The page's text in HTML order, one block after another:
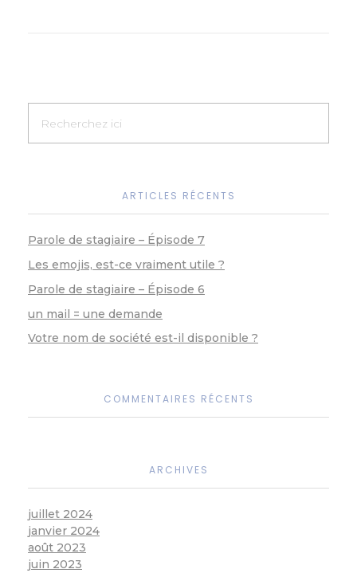
o
k
er
p
k
ARTICLES RÉCENTS
Parole de stagiaire – Épisode 7
Les emojis, est-ce vraiment utile ?
Parole de stagiaire – Épisode 6
un mail = une demande
Votre nom de société est-il disponible ?
COMMENTAIRES RÉCENTS
ARCHIVES
juillet 2024
janvier 2024
août 2023
juin 2023